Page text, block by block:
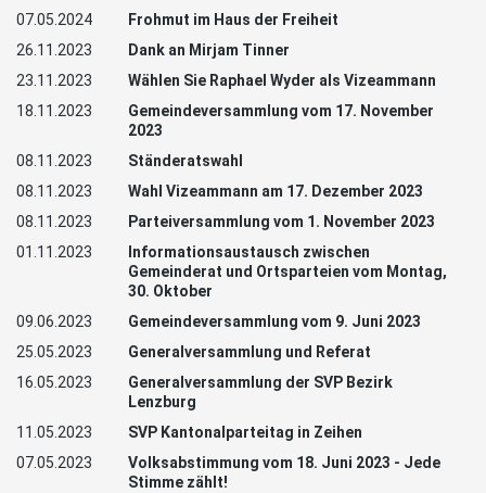
07.05.2024
Frohmut im Haus der Freiheit
26.11.2023
Dank an Mirjam Tinner
23.11.2023
Wählen Sie Raphael Wyder als Vizeammann
18.11.2023
Gemeindeversammlung vom 17. November
2023
08.11.2023
Ständeratswahl
08.11.2023
Wahl Vizeammann am 17. Dezember 2023
08.11.2023
Parteiversammlung vom 1. November 2023
01.11.2023
Informationsaustausch zwischen
Gemeinderat und Ortsparteien vom Montag,
30. Oktober
09.06.2023
Gemeindeversammlung vom 9. Juni 2023
25.05.2023
Generalversammlung und Referat
16.05.2023
Generalversammlung der SVP Bezirk
Lenzburg
11.05.2023
SVP Kantonalparteitag in Zeihen
07.05.2023
Volksabstimmung vom 18. Juni 2023 - Jede
Stimme zählt!